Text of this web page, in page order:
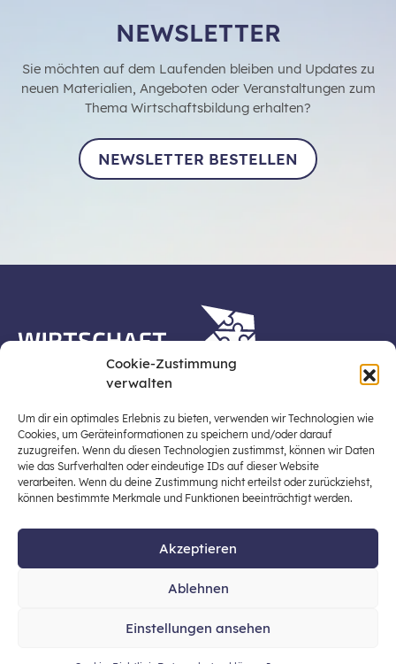
Cookie-Zustimmung
verwalten
Um dir ein optimales Erlebnis zu bieten, verwenden wir Technologien wie
Cookies, um Geräteinformationen zu speichern und/oder darauf
zuzugreifen. Wenn du diesen Technologien zustimmst, können wir Daten
wie das Surfverhalten oder eindeutige IDs auf dieser Website
verarbeiten. Wenn du deine Zustimmung nicht erteilst oder zurückziehst,
können bestimmte Merkmale und Funktionen beeinträchtigt werden.
Akzeptieren
Ablehnen
Einstellungen ansehen
NEWSLETTER
Sie möchten auf dem Laufenden bleiben und Updates zu
neuen Materialien, Angeboten oder Veranstaltungen zum
Thema Wirtschaftsbildung erhalten?
NEWSLETTER BESTELLEN
Stiftung für Wirtschaftsbildung, Österreichs zentraler
Plattform für die Stärkung und Verbreiterung einer
lebensweltbezogenen und verantwortungsvollen
Wirtschaftsbildung in der schulischen Allgemeinbildung
(Fokus: Sekundarstufe I).
© 2026 Stiftung für Wirtschaftsbildung
Datenschutz